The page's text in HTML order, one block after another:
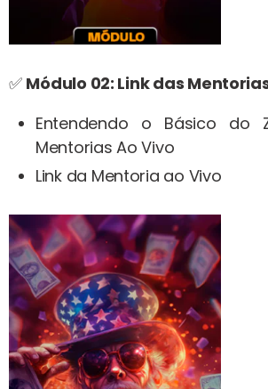
✅ Módulo 02: Link das
Entendendo o Básico do
Mentorias Ao Vivo
Link da Mentoria ao Vivo